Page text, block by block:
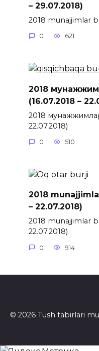
– 29.07.2018)
2018 munajjimlar
0 621
2018
(16.07.2018 –
2018
22.07.2018)
0 510
2018
– 22.07.2018)
2018 munajjimlar
22.07.2018)
0 914
© 2026 Tush tabirlari